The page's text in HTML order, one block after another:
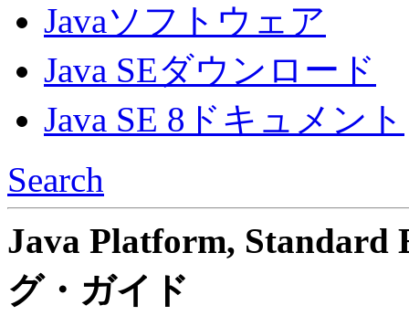
Javaソフトウェア
Java SEダウンロード
Java SE 8ドキュメント
Search
Java Platform,
グ・ガイド